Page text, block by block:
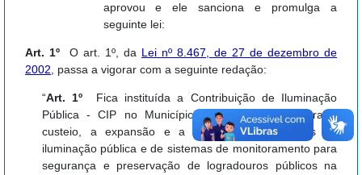
aprovou e ele sanciona e promulga a
seguinte lei:
Art. 1º O art. 1º, da Lei nº 8.467, de 27 de dezembro de
2002 , passa a vigorar com a seguinte redação:
“Art. 1º Fica instituída a Contribuição de Iluminação
Pública - CIP no Município de Santo André, para o
custeio, a expansão e a melhoria dos serviços de
iluminação pública e de sistemas de monitoramento para
segurança e preservação de logradouros públicos na